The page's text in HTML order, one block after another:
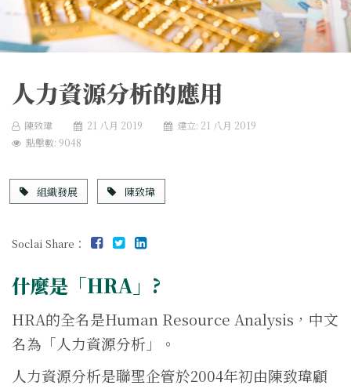
人力資源分析的應用
陳致瑋 21 八月 2019
建立: 21 八月 2019
點擊數: 9048
組織發展 陳致瑋
Soclai Share：
什麼是「HRA」?
HRA的全名是Human Resource Analysis，中文
名為「人力資源分析」。
人力資源分析是聯聖企管於2004年初由陳致瑋顧